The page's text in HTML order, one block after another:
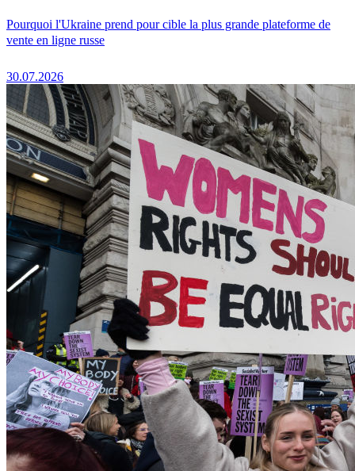
Pourquoi l'Ukraine prend pour cible la plus grande plateforme de
vente en ligne russe
30.07.2026